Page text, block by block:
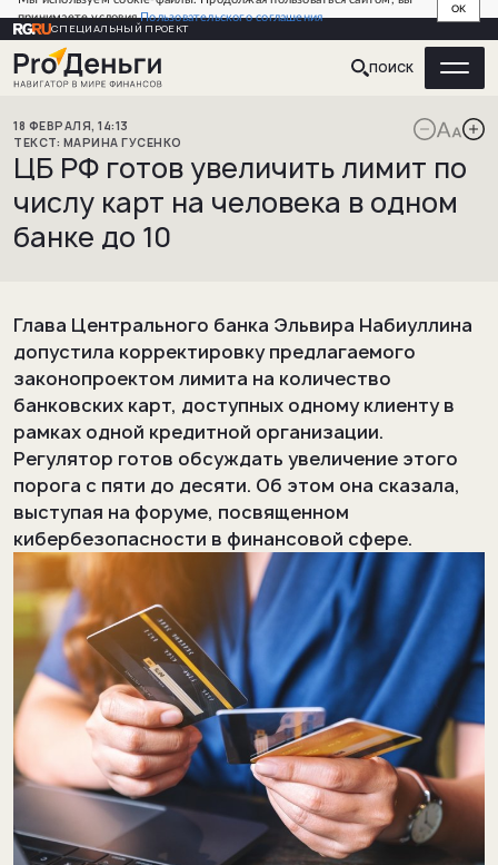
принимаете условияПользовательского соглашения
OK
СПЕЦИАЛЬНЫЙ ПРОЕКТ
ПОИСК
18 ФЕВРАЛЯ, 14:13
МАРИНА ГУСЕНКО
ЦБ РФ готов увеличить лимит по
числу карт на человека в одном
банке до 10
Глава Центрального банка Эльвира Набиуллина
допустила корректировку предлагаемого
законопроектом лимита на количество
банковских карт, доступных одному клиенту в
рамках одной кредитной организации.
Регулятор готов обсуждать увеличение этого
порога с пяти до десяти. Об этом она сказала,
выступая на форуме, посвященном
кибербезопасности в финансовой сфере.